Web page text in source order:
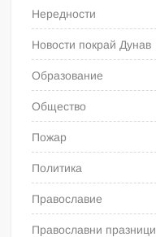
Нередности
Новости покрай Дунав
Образование
Общество
Пожар
Политика
Православие
Православни празници